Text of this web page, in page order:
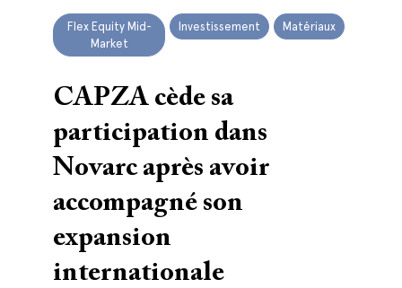
Flex Equity Mid-
Market
Investissement Matériaux
CAPZA cède sa
participation dans
Novarc après avoir
accompagné son
expansion
internationale